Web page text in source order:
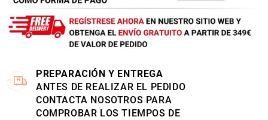
PREPARACIÓN Y ENTREGA
ANTES DE REALIZAR EL PEDIDO
CONTACTA NOSOTROS PARA
COMPROBAR LOS TIEMPOS DE